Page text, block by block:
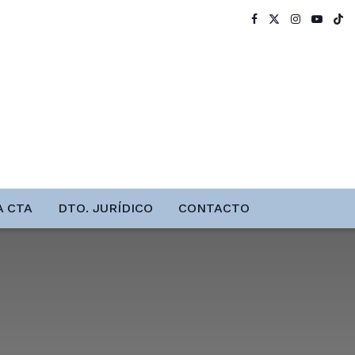
CTA DTO. JURÍDICO CONTACTO